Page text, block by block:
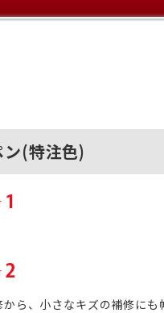
(特注色)
ら、小さなキズの補修に